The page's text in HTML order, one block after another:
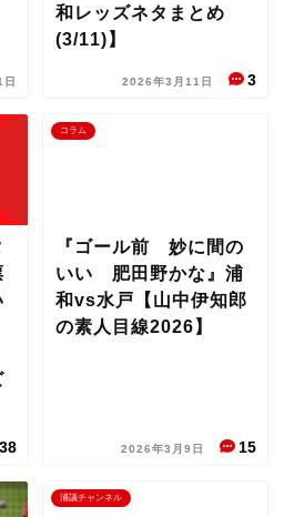
和レッズネタまとめ
(3/11)】
2026年3月11日 3
38
コラム
『ゴール前 妙に間の
いい 肥田野かな』浦
和vs水戸【山中伊知郎
の素人目線2026】
2026年3月9日 15
浦議チャンネル